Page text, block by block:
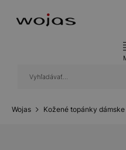
Wojas Kožené topánky dámske